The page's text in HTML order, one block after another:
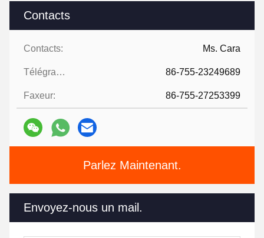
Contacts
Contacts: Ms. Cara
Télégramme: 86-755-23249689
Faxeur: 86-755-27253399
Parlez Maintenant.
Envoyez-nous un mail.